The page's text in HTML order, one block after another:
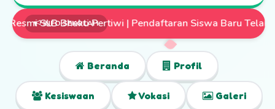
INFO SEKOLAH
| Mari Wujudkan Anak Istimewa yang Mandiri dan
Beranda Profil
Kesiswaan Vokasi Galeri